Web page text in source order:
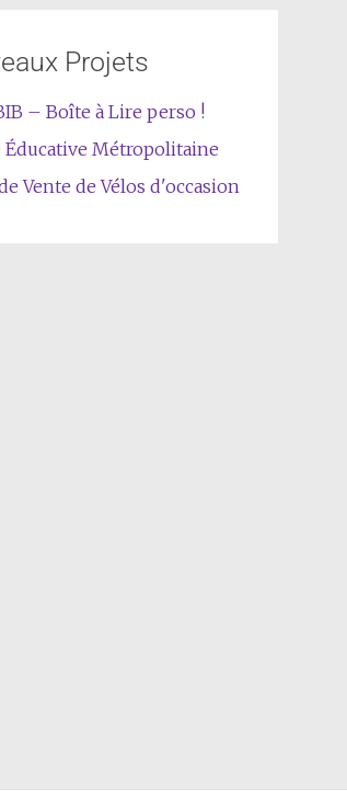
Projets
– Boîte à Lire perso !
Éducative Métropolitaine
Vente de Vélos d'occasion